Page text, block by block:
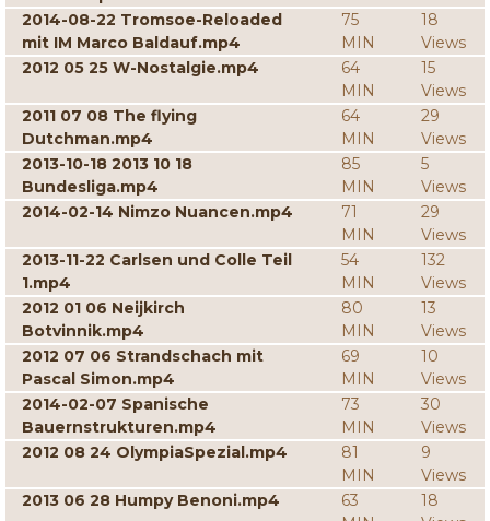
2014-08-22 Tromsoe-Reloaded
mit IM Marco Baldauf.mp4
75
MIN
18
Views
2012 05 25 W-Nostalgie.mp4
64
MIN
15
Views
2011 07 08 The flying
Dutchman.mp4
64
MIN
29
Views
2013-10-18 2013 10 18
Bundesliga.mp4
85
MIN
5
Views
2014-02-14 Nimzo Nuancen.mp4
71
MIN
29
Views
2013-11-22 Carlsen und Colle Teil
1.mp4
54
MIN
132
Views
2012 01 06 Neijkirch
Botvinnik.mp4
80
MIN
13
Views
2012 07 06 Strandschach mit
Pascal Simon.mp4
69
MIN
10
Views
2014-02-07 Spanische
Bauernstrukturen.mp4
73
MIN
30
Views
2012 08 24 OlympiaSpezial.mp4
81
MIN
9
Views
2013 06 28 Humpy Benoni.mp4
63
18